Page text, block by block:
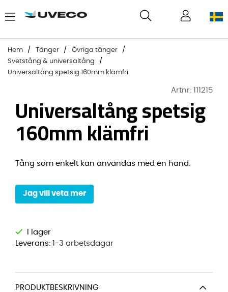
Hem Tänger
Övriga tänger
Svetstång & universaltång
Universaltång spetsig 160mm klämfri
Artnr: 111215
Universaltång spetsig
160mm klämfri
Tång som enkelt kan användas med en hand.
Jag vill veta mer
Leverans: 1-3 arbetsdagar
PRODUKTBESKRIVNING